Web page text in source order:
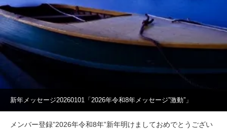
新年メッセージ20260101「2026年令和8年メッセージ”激動”」
メンバー登録”2026年令和8年”新年明けましておめでとうござい